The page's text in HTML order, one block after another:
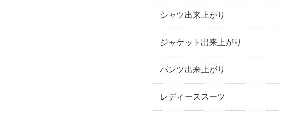
シャツ出来上がり
ジャケット出来上がり
パンツ出来上がり
レディーススーツ